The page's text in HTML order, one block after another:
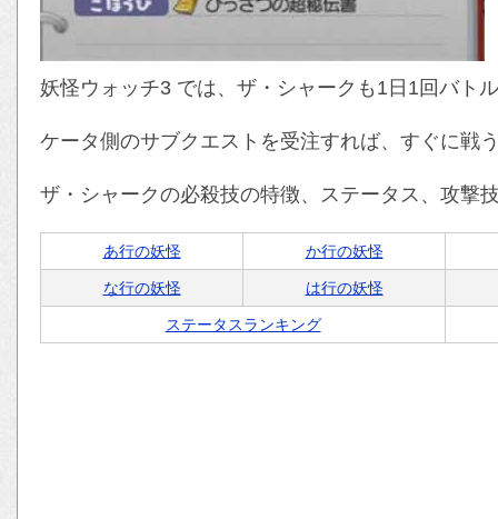
妖怪ウォッチ3 では、ザ・シャークも1日1回バト
ケータ側のサブクエストを受注すれば、すぐに戦
ザ・シャークの必殺技の特徴、ステータス、攻撃
あ行の妖怪 か行の妖怪
な行の妖怪 は行の妖怪
ステータスランキング